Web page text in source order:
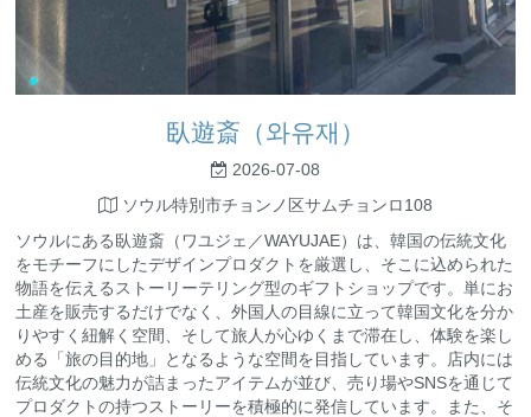
臥遊斎（와유재）
2026-07-08
ソウル特別市チョンノ区サムチョンロ108
ソウルにある臥遊斎（ワユジェ／WAYUJAE）は、韓国の伝統文化
をモチーフにしたデザインプロダクトを厳選し、そこに込められた
物語を伝えるストーリーテリング型のギフトショップです。単にお
土産を販売するだけでなく、外国人の目線に立って韓国文化を分か
りやすく紐解く空間、そして旅人が心ゆくまで滞在し、体験を楽し
める「旅の目的地」となるような空間を目指しています。店内には
伝統文化の魅力が詰まったアイテムが並び、売り場やSNSを通じて
プロダクトの持つストーリーを積極的に発信しています。また、そ